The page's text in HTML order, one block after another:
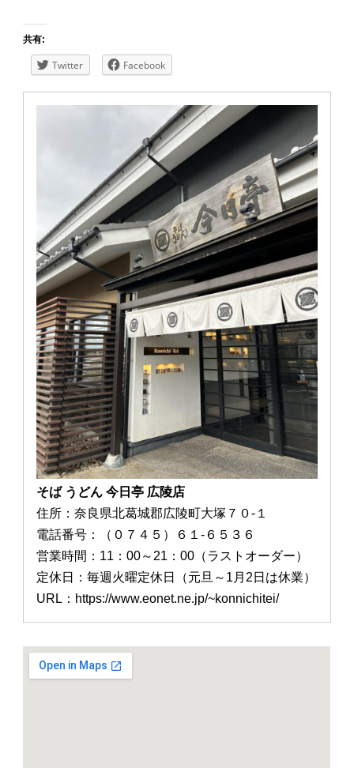
共有:
Twitter Facebook
そば うどん 今日亭 広陵店
住所：奈良県北葛城郡広陵町大塚７０-１
電話番号：（０７４５）６１-６５３６
営業時間：11：00～21：00（ラストオーダー）
定休日：毎週火曜定休日（元旦～1月2日は休業）
URL：https://www.eonet.ne.jp/~konnichitei/